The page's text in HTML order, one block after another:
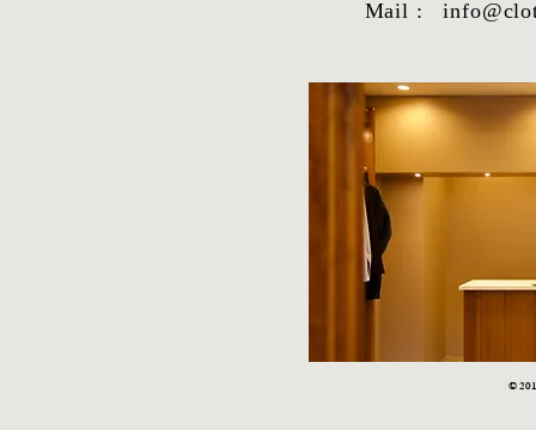
シャツ生地
Mail :
©